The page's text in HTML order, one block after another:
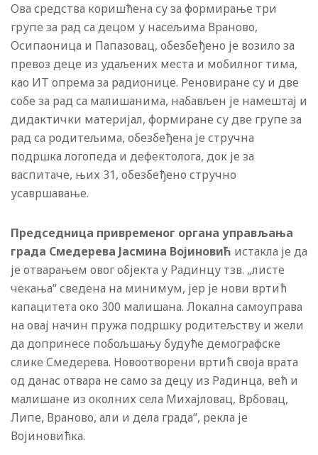
Ова средства коришћена су за формирање три
групе за рад са децом у насељима Враново,
Осипаоница и Папазовац, обезбеђено је возило за
превоз деце из удаљених места и мобилног тима,
као ИТ опрема за радионице. Реновиране су и две
собе за рад са малишанима, набављен је намештај и
дидактички материјал, формиране су две групе за
рад са родитељима, обезбеђена је стручна
подршка логопеда и дефектолога, док је за
васпитаче, њих 31, обезбеђено стручно
усавршавање.
Председница привременог органа управљања
града Смедерева Јасмина Војиновић истакла је да
је отварањем овог објекта у Радинцу тзв. „листе
чекања“ сведена на минимум, јер је нови вртић
капацитета око 300 малишана. Локална самоуправа
на овај начин пружа подршку родитељству и жели
да допринесе побољшању будуће демографске
слике Смедерева. Новоотворени вртић своја врата
од данас отвара не само за децу из Радинца, већ и
малишане из околних села Михајловац, Врбовац,
Липе, Враново, али и дела града“, рекла је
Војиновићка.